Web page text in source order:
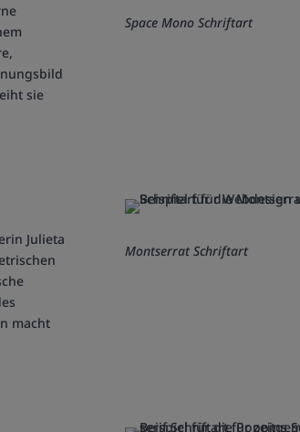
sie
Space Mono Schriftart
Julieta
macht
Montserrat Schriftart